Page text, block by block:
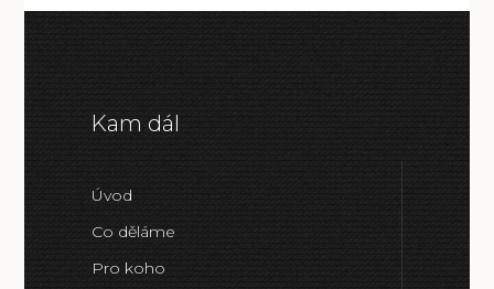
Kam dál
Úvod
Co děláme
Pro koho